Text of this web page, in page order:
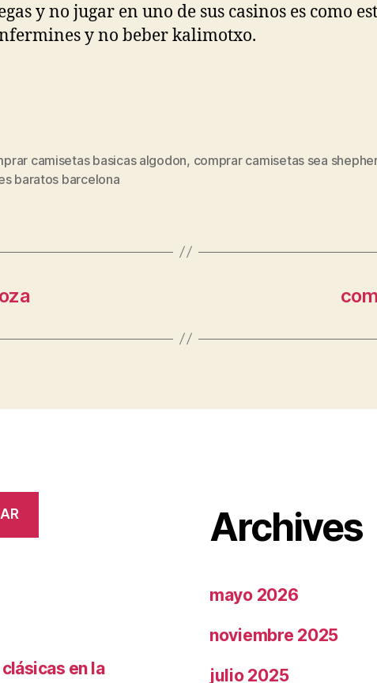
y no jugar en uno de sus casinos es como
y no beber kalimotxo.
camisetas basicas algodon, comprar camisetas sea
baratos barcelona
en la
Archives
mayo 2026
noviembre 2025
julio 2025